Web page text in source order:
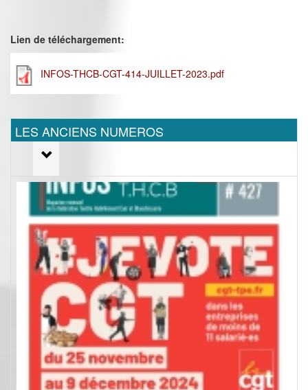
Lien de téléchargement:
INFOS-THCB-CGT-414-JUILLET-2023.pdf
LES ANCIENS NUMEROS